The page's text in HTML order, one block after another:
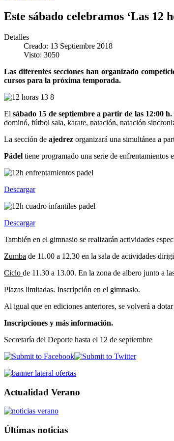
Este sábado celebramos ‘Las 12
Detalles
Creado: 13 Septiembre 2018
Visto: 3050
Las diferentes secciones han organizado
cursos para la próxima temporada.
Elsábado 15 de septiembre a partir de las 12:00 h.
dominó, fútbol sala, karate, natación, natación
La sección de ajedrez organizará una simultánea a
Pádel tiene programado una serie de
Descargar
Descargar
También en el gimnasio se realizarán actividades
Zumba de 11.00 a 12.30 en la sala de actividades
Ciclo de 11.30 a 13.00. En la zona de albero junto a
Plazas limitadas. Inscripción en el gimnasio.
Al igual que en ediciones anteriores, se volverá a
Inscripciones y más información.
Secretaría del Deporte hasta el 12 de septiembre
Actualidad Verano
Últimas noticias